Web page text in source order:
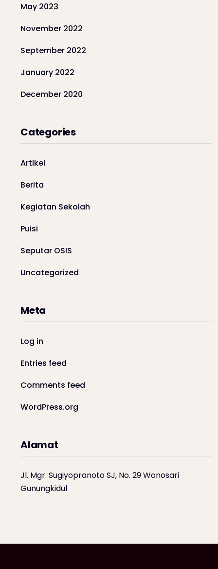
May 2023
November 2022
September 2022
January 2022
December 2020
Categories
Artikel
Berita
Kegiatan Sekolah
Puisi
Seputar OSIS
Uncategorized
Meta
Log in
Entries feed
Comments feed
WordPress.org
Alamat
Jl. Mgr. Sugiyopranoto SJ, No. 29 Wonosari
Gunungkidul